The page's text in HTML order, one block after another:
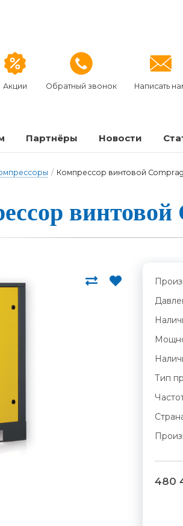
Акции Обратный звонок Написать
Партнёры Новости
/ Компрессор винтовой Comprag
вин­то­вой
Тип
480